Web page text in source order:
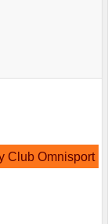
Club Omnisport